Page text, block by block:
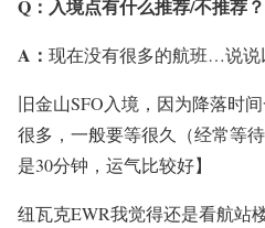
Q： 入境点有什么推荐/不推荐？
A： 现在没有很多的航班…说说
旧金山SFO入境，因为降落时
很多，一般要等很久（经常等
是30分钟，运气比较好】
纽瓦克EWR我觉得还是看航站